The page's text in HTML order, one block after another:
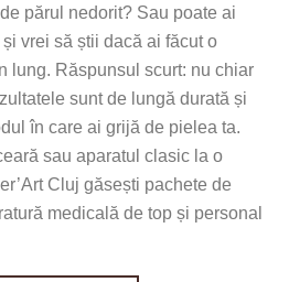
părul nedorit? Sau poate ai
vrei să știi dacă ai făcut o
lung. Răspunsul scurt: nu chiar
sunt de lungă durată și
în care ai grijă de pielea ta.
sau aparatul clasic la o
Cluj găsești pachete de
medicală de top și personal